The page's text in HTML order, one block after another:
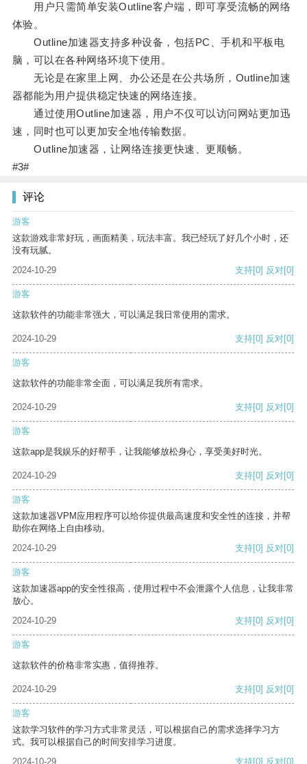
用户只需简单安装Outline客户端，即可享受流畅的网络
体验。
Outline加速器支持多种设备，包括PC、手机和平板电
脑，可以在各种网络环境下使用。
无论是在家里上网、办公还是在公共场所，Outline加速
器都能为用户提供稳定快速的网络连接。
通过使用Outline加速器，用户不仅可以访问网站更加迅
速，同时也可以更加安全地传输数据。
Outline加速器，让网络连接更快速、更顺畅。
#3#
评论
游客
这款游戏非常好玩，画面精美，玩法丰富。我已经玩了好几个小时，还
没有玩腻。
2024-10-29
支持[0] 反对[0]
游客
这款软件的功能非常强大，可以满足我日常使用的需求。
2024-10-29 支持[0] 反对[0]
游客
这款软件的功能非常全面，可以满足我所有需求。
2024-10-29 支持[0] 反对[0]
游客
这款app是我娱乐的好帮手，让我能够放松身心，享受美好时光。
2024-10-29 支持[0] 反对[0]
游客
这款加速器VPM应用程序可以给你提供最高速度和安全性的连接，并帮
助你在网络上自由移动。
2024-10-29
支持[0] 反对[0]
游客
这款加速器app的安全性很高，使用过程中不会泄露个人信息，让我非常
放心。
2024-10-29
支持[0] 反对[0]
游客
这款软件的价格非常实惠，值得推荐。
2024-10-29 支持[0] 反对[0]
游客
这款学习软件的学习方式非常灵活，可以根据自己的需求选择学习方
式。我可以根据自己的时间安排学习进度。
2024-10-29
支持[0] 反对[0]